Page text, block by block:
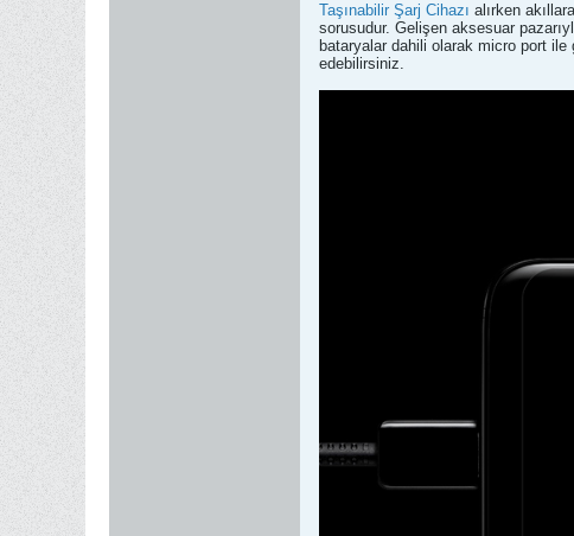
Taşınabilir Şarj Cihazı alırken
sorusudur. Gelişen aksesuar
bataryalar dahili olarak micro port
edebilirsiniz.